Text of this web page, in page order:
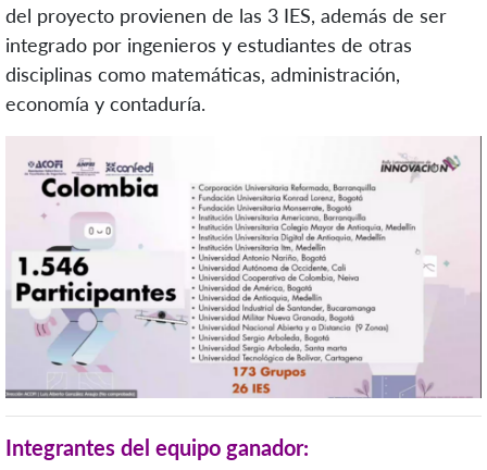
del proyecto provienen de las 3 IES, además de ser
integrado por ingenieros y estudiantes de otras
disciplinas como matemáticas, administración,
economía y contaduría.
Integrantes del equipo ganador: